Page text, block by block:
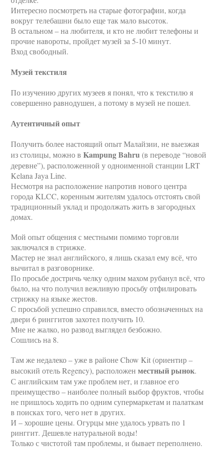
Интересно посмотреть на старые фотографии, когда
вокруг телебашни было еще так мало высоток.
В остальном – на любителя, и кто не любит телефоны и
прочие навороты, пройдет музей за 5-10 минут.
Вход свободный.
Музей текстиля
По изучению других музеев я понял, что к текстилю я
совершенно равнодушен, а потому в музей не пошел.
Аутентичный опыт
Получить более настоящий опыт Малайзии, не выезжая
из столицы, можно вKampung Bahru (в переводе “новой
деревне”), расположенной у одноименной станции LRT
Kelana Jaya Line.
Несмотря на расположение напротив нового центра
города KLCC, коренным жителям удалось отстоять свой
традиционный уклад и продолжать жить в загородных
домах.
Мой опыт общения с местными помимо торговли
заключался в стрижке.
Мастер не знал английского, я лишь сказал ему всё, что
вычитал в разговорнике.
По просьбе достричь челку одним махом рубанул всё, что
было, на что получил вежливую просьбу отфилировать
стрижку на языке жестов.
С просьбой успешно справился, вместо обозначенных на
двери 6 ринггитов захотел получить 10.
Мне не жалко, но развод выглядел безбожно.
Сошлись на 8.
Там же недалеко – уже в районе Chow Kit (ориентир –
высокий отель Regency), расположенместный рынок.
С английским там уже проблем нет, и главное его
преимущество – наиболее полный выбор фруктов, чтобы
не пришлось ходить по одним супермаркетам и палаткам
в поисках того, чего нет в других.
И – хорошие цены. Огурцы мне удалось урвать по 1
ринггит. Дешевле натуральной воды!
Только с чистотой там проблемы, и бывает переполнено.